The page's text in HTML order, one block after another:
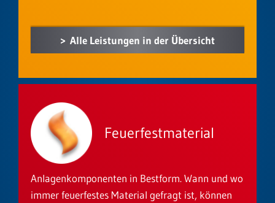
Alle Leistungen in der Übersicht
Feuerfestmaterial
Anlagenkomponenten in Bestform. Wann und wo
immer feuerfestes Material gefragt ist, können